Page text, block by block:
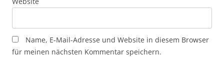
Name, E-Mail-Adresse und Website in diesem Browser
für meinen nächsten Kommentar speichern.